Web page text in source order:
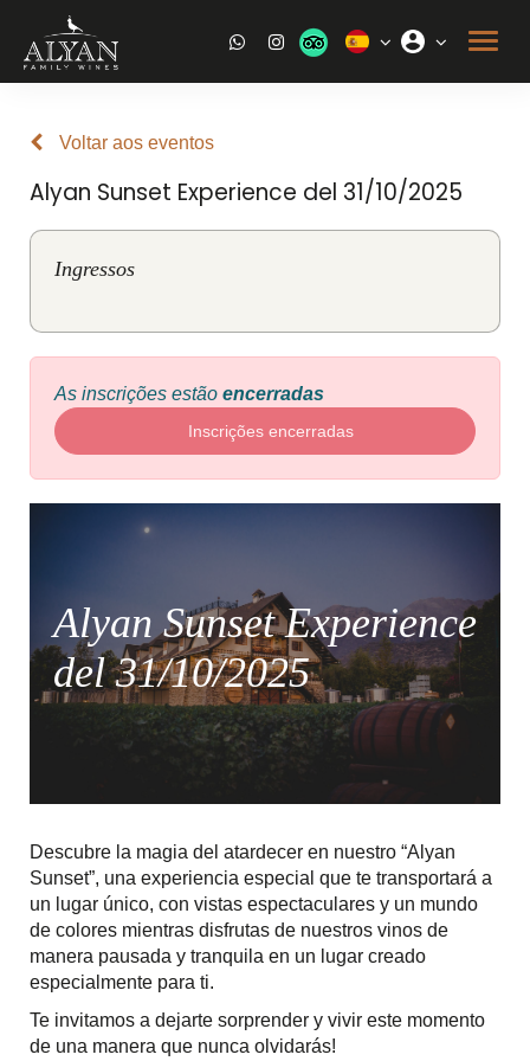
Voltar aos eventos
Alyan Sunset Experience del 31/10/2025
Ingressos
As inscrições estão encerradas
Inscrições encerradas
Alyan Sunset Experience
del 31/10/2025
Descubre la magia del atardecer en nuestro “Alyan
Sunset”, una experiencia especial que te transportará a
un lugar único, con vistas espectaculares y un mundo
de colores mientras disfrutas de nuestros vinos de
manera pausada y tranquila en un lugar creado
especialmente para ti.
Te invitamos a dejarte sorprender y vivir este momento
de una manera que nunca olvidarás!